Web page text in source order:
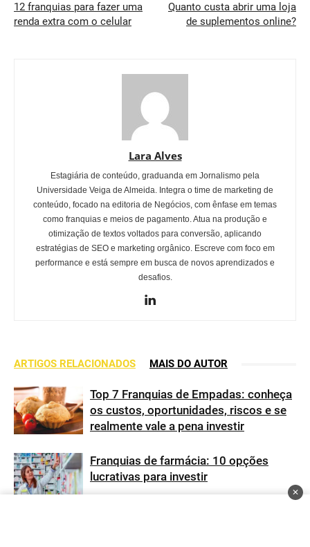
12 franquias para fazer uma
renda extra com o celular
Quanto custa abrir uma loja
de suplementos online?
Lara Alves
Estagiária de conteúdo, graduanda em Jornalismo pela
Universidade Veiga de Almeida. Integra o time de marketing de
conteúdo, focado na editoria de Negócios, com ênfase em temas
como franquias e meios de pagamento. Atua na produção e
otimização de textos voltados para conversão, aplicando
estratégias de SEO e marketing orgânico. Escreve com foco em
performance e está sempre em busca de novos aprendizados e
desafios.
ARTIGOS RELACIONADOS MAIS DO AUTOR
Top 7 Franquias de Empadas: conheça
os custos, oportunidades, riscos e se
realmente vale a pena investir
Franquias de farmácia: 10 opções
lucrativas para investir
✕